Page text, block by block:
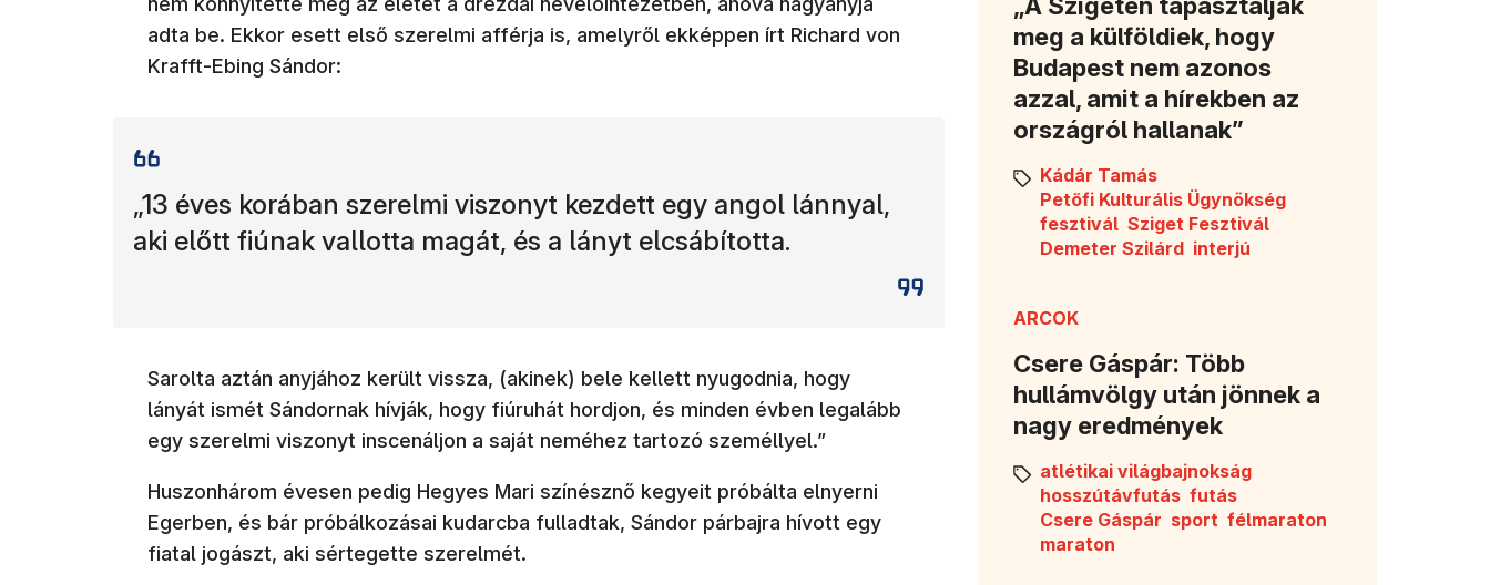
adta be. Ekkor esett első szerelmi afférja is, amelyről ekképpen írt Richard von
Krafft-Ebing Sándor:
„13 éves korában szerelmi viszonyt kezdett egy angol lánnyal,
aki előtt fiúnak vallotta magát, és a lányt elcsábította.
Sarolta aztán anyjához került vissza, (akinek) bele kellett nyugodnia, hogy
lányát ismét Sándornak hívják, hogy fiúruhát hordjon, és minden évben legalább
egy szerelmi viszonyt inscenáljon a saját neméhez tartozó személlyel.”
Huszonhárom évesen pedig Hegyes Mari színésznő kegyeit próbálta elnyerni
Egerben, és bár próbálkozásai kudarcba fulladtak, Sándor párbajra hívott egy
fiatal jogászt, aki sértegette szerelmét.
meg a külföldiek, hogy
Budapest nem azonos
azzal, amit a hírekben az
országról hallanak”
Kádár Tamás
Petőfi Kulturális Ügynökség
fesztivál Sziget Fesztivál
Demeter Szilárd interjú
ARCOK
Csere Gáspár: Több
hullámvölgy után jönnek a
nagy eredmények
atlétikai világbajnokság
hosszútávfutás futás
Csere Gáspár sport félmaraton
maraton